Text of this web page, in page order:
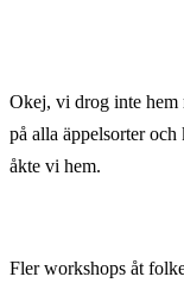
Okej, vi drog inte hem
på alla äppelsorter
åkte vi hem.
Fler workshops åt